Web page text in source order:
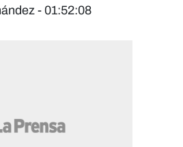
- 01:52:08